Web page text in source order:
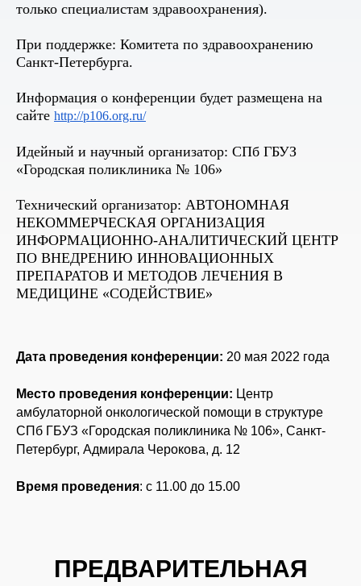
только специалистам здравоохранения).
При поддержке: Комитета по здравоохранению
Санкт-Петербурга.
Информация о конференции будет размещена на
сайте http://p106.org.ru/
Идейный и научный организатор: СПб ГБУЗ
«Городская поликлиника № 106»
Технический организатор: АВТОНОМНАЯ
НЕКОММЕРЧЕСКАЯ ОРГАНИЗАЦИЯ
ИНФОРМАЦИОННО-АНАЛИТИЧЕСКИЙ ЦЕНТР
ПО ВНЕДРЕНИЮ ИННОВАЦИОННЫХ
ПРЕПАРАТОВ И МЕТОДОВ ЛЕЧЕНИЯ В
МЕДИЦИНЕ «СОДЕЙСТВИЕ»
Дата проведения конференции: 20 мая 2022 года
Место проведения конференции: Центр
амбулаторной онкологической помощи в структуре
СПб ГБУЗ «Городская поликлиника № 106», Санкт-
Петербург, Адмирала Черокова, д. 12
Время проведения: с 11.00 до 15.00
ПРЕДВАРИТЕЛЬНАЯ